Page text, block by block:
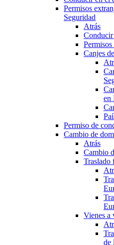
Permisos
Seguridad
Atrás
Canjes
en
Permiso de
Cambio de
Atrás
Cambio
Traslado
Vienes a
de